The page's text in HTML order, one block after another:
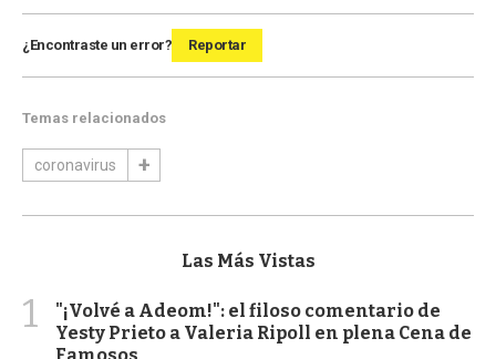
¿Encontraste un error? Reportar
Temas relacionados
coronavirus
Las Más Vistas
1
"¡Volvé a Adeom!": el filoso comentario de
Yesty Prieto a Valeria Ripoll en plena Cena de